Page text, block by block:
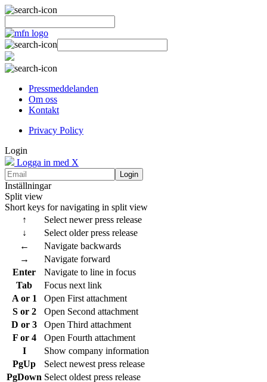
Pressmeddelanden
Om oss
Kontakt
Privacy Policy
Login
Logga in med X
Login
Inställningar
Split view
Short keys for navigating in split view
↑
Select newer press release
↓
Select older press release
←
Navigate backwards
→
Navigate forward
Enter
Navigate to line in focus
Tab
Focus next link
A or 1
Open First attachment
S or 2
Open Second attachment
D or 3
Open Third attachment
F or 4
Open Fourth attachment
I
Show company information
PgUp
Select newest press release
PgDown Select oldest press release